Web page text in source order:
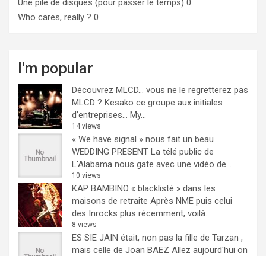
Who cares, really ? 0
I'm popular
Découvrez MLCD… vous ne le regretterez pas
MLCD ? Kesako ce groupe aux initiales
d’entreprises… My...
14 views
« We have signal » nous fait un beau
WEDDING PRESENT La télé public de
L'Alabama nous gate avec une vidéo de...
10 views
KAP BAMBINO « blacklisté » dans les
maisons de retraite Après NME puis celui
des Inrocks plus récemment, voilà...
8 views
ES SIE JAIN était, non pas la fille de Tarzan ,
mais celle de Joan BAEZ Allez aujourd'hui on